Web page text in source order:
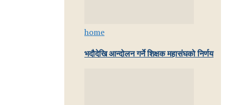
home
भदौदेखि आन्दोलन गर्ने शिक्षक महासंघको निर्णय